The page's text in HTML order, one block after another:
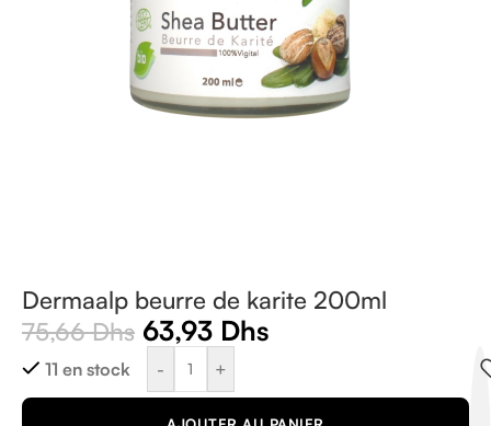
Dermaalp beurre de karite 200ml
75,66Dhs 63,93 Dhs
11 en stock - +